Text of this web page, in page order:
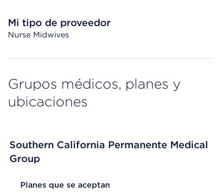
Mi tipo de proveedor
Nurse Midwives
Grupos médicos, planes y
ubicaciones
Southern California Permanente Medical
Group
List Header Planes que se aceptan
Planes que se aceptan